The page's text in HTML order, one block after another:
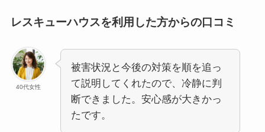
レスキューハウスを利用した方からの口コミ
40代女性
被害状況と今後の対策を順を追っ
て説明してくれたので、冷静に判
断できました。安心感が大きかっ
たです。